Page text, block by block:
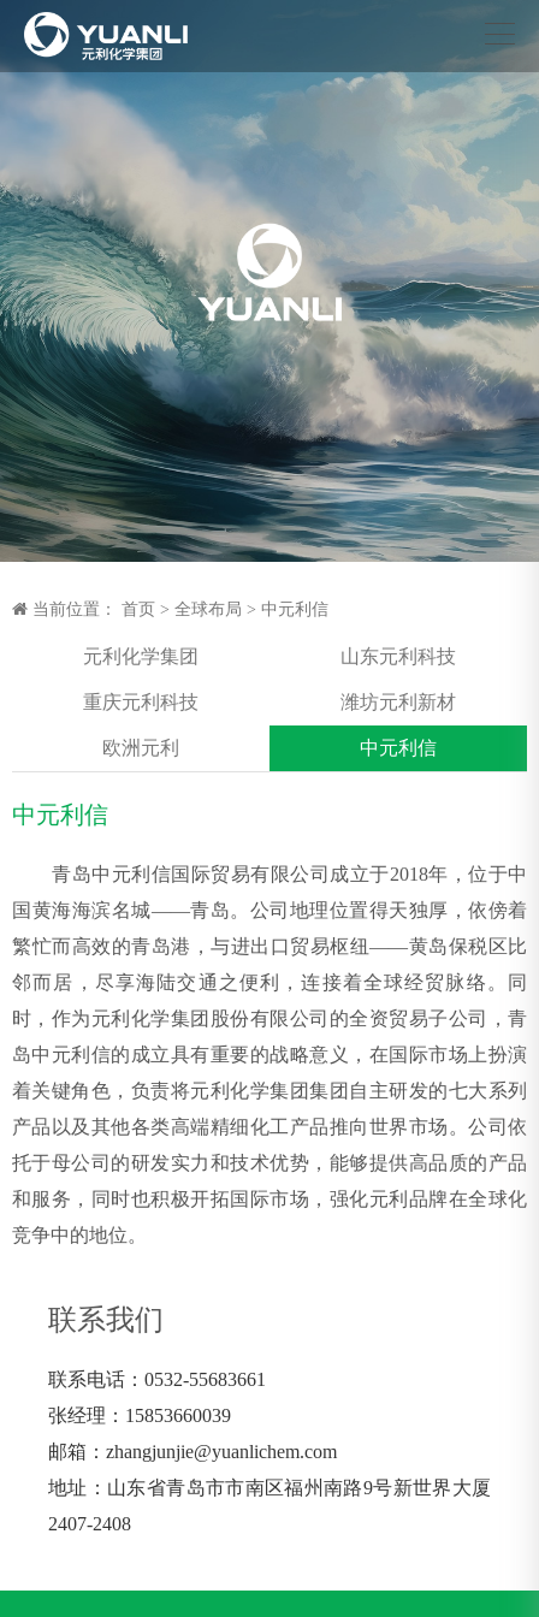
当前位置： 首页 > 全球布局 > 中元利信
元利化学集团 山东元利科技
重庆元利科技 潍坊元利新材
欧洲元利 中元利信
中元利信
青岛中元利信国际贸易有限公司成立于2018年，位于中
国黄海海滨名城——青岛。公司地理位置得天独厚，依傍着
繁忙而高效的青岛港，与进出口贸易枢纽——黄岛保税区比
邻而居，尽享海陆交通之便利，连接着全球经贸脉络。同
时，作为元利化学集团股份有限公司的全资贸易子公司，青
岛中元利信的成立具有重要的战略意义，在国际市场上扮演
着关键角色，负责将元利化学集团集团自主研发的七大系列
产品以及其他各类高端精细化工产品推向世界市场。公司依
托于母公司的研发实力和技术优势，能够提供高品质的产品
和服务，同时也积极开拓国际市场，强化元利品牌在全球化
竞争中的地位。
联系我们
联系电话：0532-55683661
张经理：15853660039
邮箱：zhangjunjie@yuanlichem.com
地址：山东省青岛市市南区福州南路9号新世界大厦
2407-2408